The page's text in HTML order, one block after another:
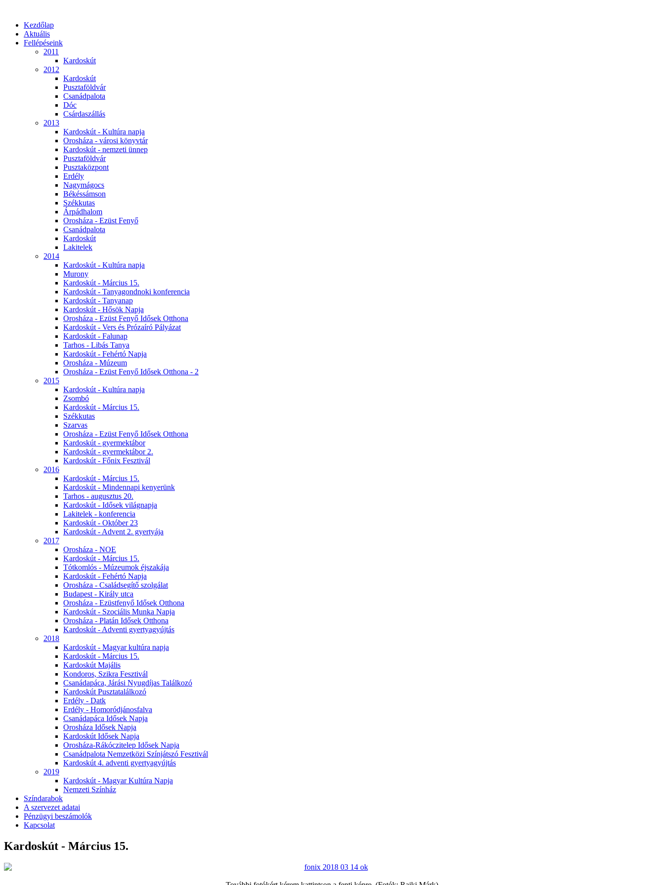
Kezdőlap
Aktuális
Fellépéseink
2011
Kardoskút
2012
Kardoskút
Pusztaföldvár
Csanádpalota
Dóc
Csárdaszállás
2013
Kardoskút - Kultúra napja
Orosháza - városi könyvtár
Kardoskút - nemzeti ünnep
Pusztaföldvár
Pusztaközpont
Erdély
Nagymágocs
Békéssámson
Székkutas
Árpádhalom
Orosháza - Ezüst Fenyő
Csanádpalota
Kardoskút
Lakitelek
2014
Kardoskút - Kultúra napja
Murony
Kardoskút - Március 15.
Kardoskút - Tanyagondnoki konferencia
Kardoskút - Tanyanap
Kardoskút - Hősök Napja
Orosháza - Ezüst Fenyő Idősek Otthona
Kardoskút - Vers és Prózaíró Pályázat
Kardoskút - Falunap
Tarhos - Libás Tanya
Kardoskút - Fehértó Napja
Orosháza - Múzeum
Orosháza - Ezüst Fenyő Idősek Otthona - 2
2015
Kardoskút - Kultúra napja
Zsombó
Kardoskút - Március 15.
Székkutas
Szarvas
Orosháza - Ezüst Fenyő Idősek Otthona
Kardoskút - gyermektábor
Kardoskút - gyermektábor 2.
Kardoskút - Főnix Fesztivál
2016
Kardoskút - Március 15.
Kardoskút - Mindennapi kenyerünk
Tarhos - augusztus 20.
Kardoskút - Idősek világnapja
Lakitelek - konferencia
Kardoskút - Október 23
Kardoskút - Advent 2. gyertyája
2017
Orosháza - NOE
Kardoskút - Március 15.
Tótkomlós - Múzeumok éjszakája
Kardoskút - Fehértó Napja
Orosháza - Családsegítő szolgálat
Budapest - Király utca
Orosháza - Ezüstfenyő Idősek Otthona
Kardoskút - Szociális Munka Napja
Orosháza - Platán Idősek Otthona
Kardoskút - Adventi gyertyagyújtás
2018
Kardoskút - Magyar kultúra napja
Kardoskút - Március 15.
Kardoskút Majális
Kondoros, Szikra Fesztivál
Csanádapáca, Járási Nyugdíjas Találkozó
Kardoskút Pusztatalálkozó
Erdély - Datk
Erdély - Homoródjánosfalva
Csanádapáca Idősek Napja
Orosháza Idősek Napja
Kardoskút Idősek Napja
Orosháza-Rákóczitelep Idősek Napja
Csanádpalota Nemzetközi Színjátszó Fesztivál
Kardoskút 4. adventi gyertyagyújtás
2019
Kardoskút - Magyar Kultúra Napja
Nemzeti Színház
Színdarabok
A szervezet adatai
Pénzügyi beszámolók
Kapcsolat
Kardoskút - Március 15.